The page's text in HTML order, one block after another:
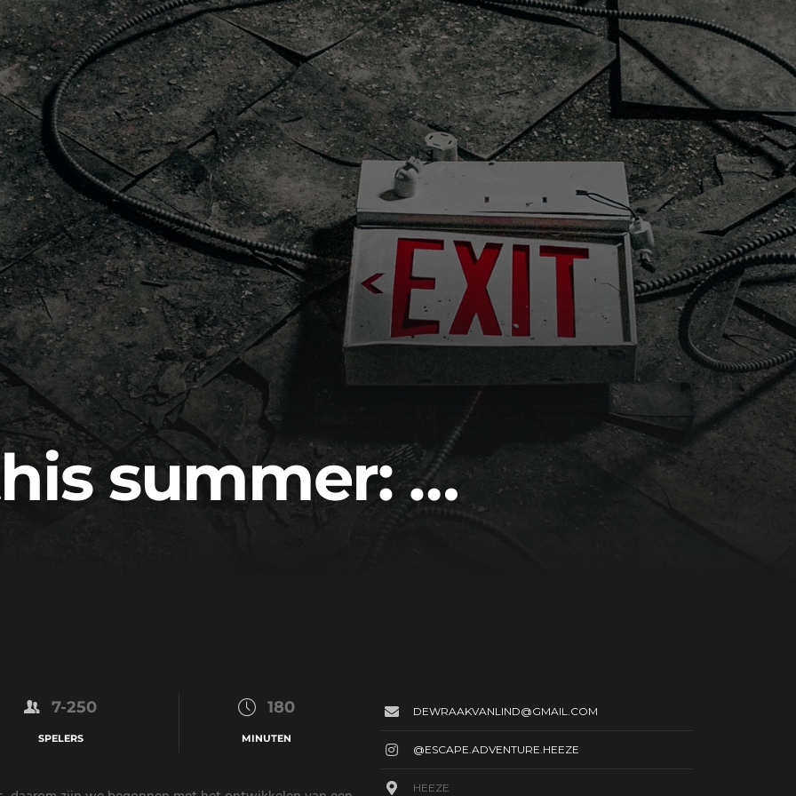
summer: …
7-250
SPELERS
180
MINUTEN
DEWRAAKVANLIND@GMAIL.COM
@ESCAPE.ADVENTURE.HEEZE
HEEZE